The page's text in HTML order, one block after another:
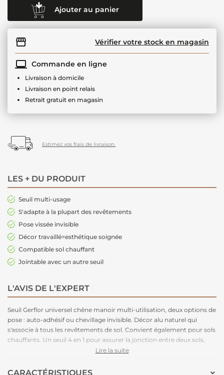
Ajouter au panier
Vérifier votre stock en magasin
Commande en ligne
Livraison à domicile
Livraison en point relais
Retrait gratuit en magasin
Estimez vos frais de livraison.
LES + DU PRODUIT
Seuil multi-usage
S'adapte à la plupart des revêtements
Pose vissée invisible
Décor travaillé=esthétique soignée
Compatible sol chauffant
Jointable avec un autre seuil
L'AVIS DE L'EXPERT
Seuil Gerflor universel chêne manoir multi-utilisation, deux options de
pose : auto-adhésif ou chevillage invisible. Décor alu naturel qui
s'associe à tous les revêtements de sol. Convient également pour sols
chauffants. Un seuil 4 en 1 pour assurer la jonction entre deux sols,
avec ou sans rattrapage de niveau. Le seuil peut également être utlisé
de les racorder les uns aux autres. Convient à la pluspart des
Lire la suite
CARACTÉRISTIQUES